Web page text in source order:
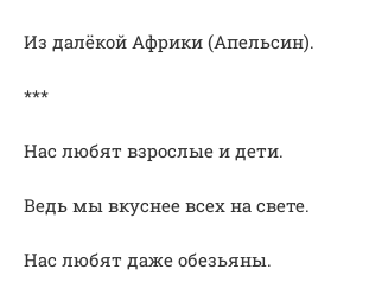
Из далёкой Африки (Апельсин).
***
Нас любят взрослые и дети.
Ведь мы вкуснее всех на свете.
Нас любят даже обезьяны.